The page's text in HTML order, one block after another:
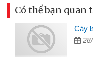
Có thể bạn quan
Cày